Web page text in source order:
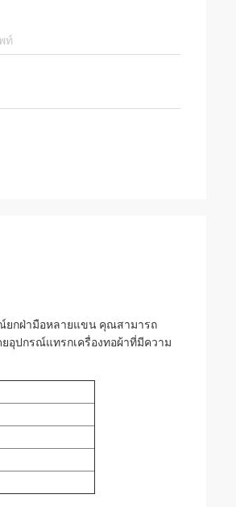
ณ์ยกฝ่ามือหลายแขน คุณสามารถ
อุปกรณ์แทรกเครื่องทอผ้าที่มีความ